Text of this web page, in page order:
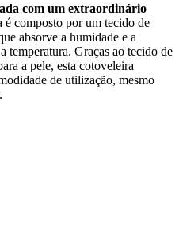
com um extraordinário
é composto por um tecido de
absorve a humidade e a
temperatura. Graças ao tecido de
a pele, esta cotoveleira
de utilização, mesmo